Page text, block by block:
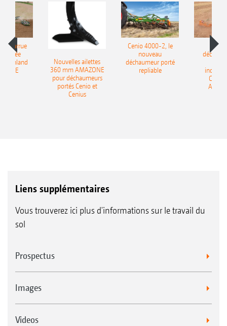
charrue
portée
Onland
Nouvelles ailettes
360 mm AMAZONE
pour déchaumeurs
portés Cenio et
Cenius
Cenio 4000-2, le
nouveau
déchaumeur porté
repliable
Liens supplémentaires
Vous trouverez ici plus d'informations sur le travail du
sol
Prospectus
Images
Videos